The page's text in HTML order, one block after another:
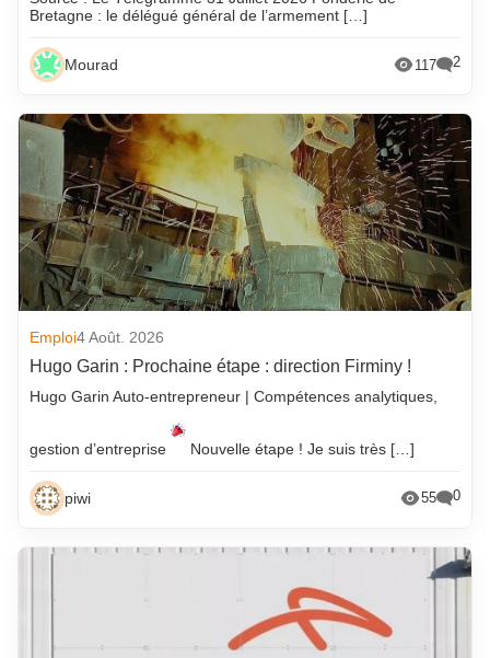
Bretagne : le délégué général de l’armement […]
Mourad 117 2
Emploi4 Août. 2026
Hugo Garin : Prochaine étape : direction Firminy !
Hugo Garin Auto-entrepreneur | Compétences analytiques,
gestion d’entreprise Nouvelle étape ! Je suis très […]
piwi 55 0